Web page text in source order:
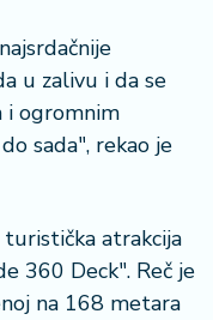
u zalivu i da se
i ogromnim
sada", rekao je
atrakcija
360 Deck". Reč je
na 168 metara